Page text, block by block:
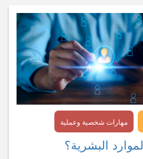
مهارات شخصية وعملية
البشرية؟